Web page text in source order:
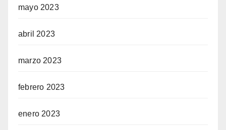
mayo 2023
abril 2023
marzo 2023
febrero 2023
enero 2023